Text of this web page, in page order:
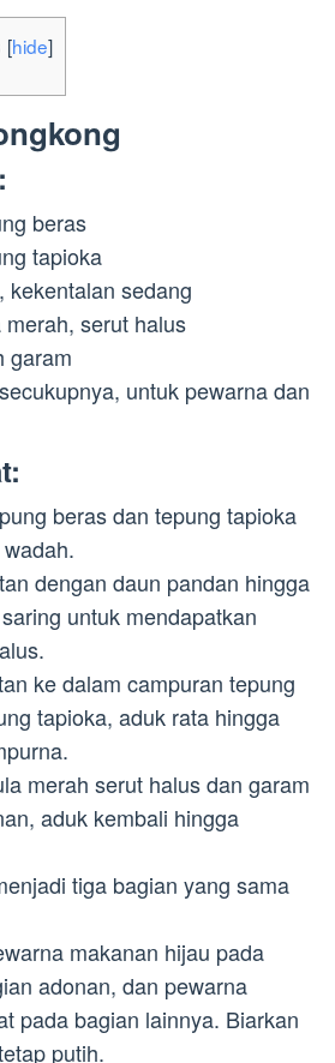
[hide]
beras
tapioka
kekentalan sedang
serut halus
garam
untuk pewarna dan
beras dan tepung tapioka
dengan daun pandan hingga
untuk mendapatkan
ke dalam campuran tepung
tapioka, aduk rata hingga
merah serut halus dan garam
aduk kembali hingga
tiga bagian yang sama
makanan hijau pada
adonan, dan pewarna
pada bagian lainnya. Biarkan
putih.